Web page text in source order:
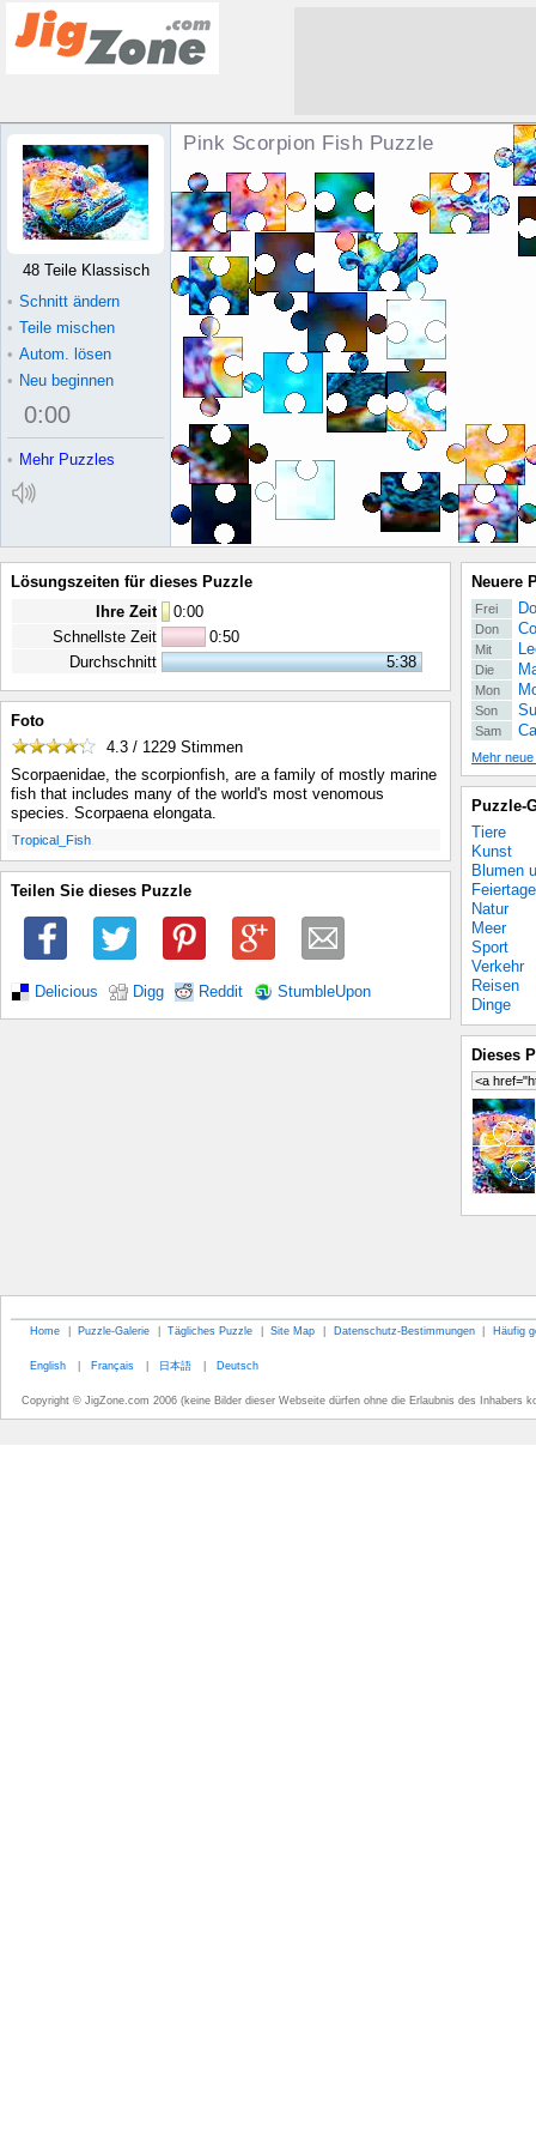
Pink Scorpion Fish Puzzle
48 Teile Klassisch
• Schnitt ändern
• Teile mischen
• Autom. lösen
• Neu beginnen
0:00
• Mehr Puzzles
Lösungszeiten für dieses Puzzle
Ihre Zeit
0:00
Schnellste Zeit
0:50
Durchschnitt
5:38
Foto
4.3 / 1229 Stimmen
Scorpaenidae, the scorpionfish, are a family of mostly marine
fish that includes many of the world's most venomous
species. Scorpaena elongata.
Tropical_Fish
Teilen Sie dieses Puzzle
Delicious Digg Reddit StumbleUpon
Neuere
Frei
Don
Mit
Die
Mon
Son
Sam
Mehr
Puzzle-
Tiere
Kunst
Blumen
Feiertage
Natur
Meer
Sport
Verkehr
Reisen
Dinge
Dieses
Home | Puzzle-Galerie | Tägliches Puzzle | Site Map | Datenschutz-Bestimmungen | Häufig
English | Français | 日本語 | Deutsch
Copyright © JigZone.com 2006 (keine Bilder dieser Webseite dürfen ohne die Erlaubnis des Inhabers